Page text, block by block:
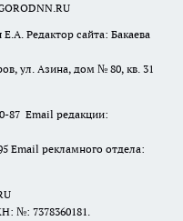
Редактор сайта: Бакаева
ул. Азина, дом № 80, кв. 31
87 Email редакции:
Email рекламного отдела:
№: 7378360181.